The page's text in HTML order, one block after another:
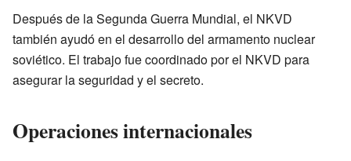
Después de la Segunda Guerra Mundial, el NKVD
también ayudó en el desarrollo del armamento nuclear
soviético. El trabajo fue coordinado por el NKVD para
asegurar la seguridad y el secreto.
Operaciones internacionales